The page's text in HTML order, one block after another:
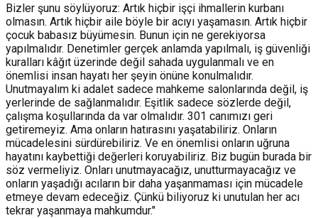
Bizler şunu söylüyoruz: Artık hiçbir işçi ihmallerin kurbanı
olmasın. Artık hiçbir aile böyle bir acıyı yaşamasın. Artık hiçbir
çocuk babasız büyümesin. Bunun için ne gerekiyorsa
yapılmalıdır. Denetimler gerçek anlamda yapılmalı, iş güvenliği
kuralları kâğıt üzerinde değil sahada uygulanmalı ve en
önemlisi insan hayatı her şeyin önüne konulmalıdır.
Unutmayalım ki adalet sadece mahkeme salonlarında değil, iş
yerlerinde de sağlanmalıdır. Eşitlik sadece sözlerde değil,
çalışma koşullarında da var olmalıdır. 301 canımızı geri
getiremeyiz. Ama onların hatırasını yaşatabiliriz. Onların
mücadelesini sürdürebiliriz. Ve en önemlisi onların uğruna
hayatını kaybettiği değerleri koruyabiliriz. Biz bugün burada bir
söz vermeliyiz. Onları unutmayacağız, unutturmayacağız ve
onların yaşadığı acıların bir daha yaşanmaması için mücadele
etmeye devam edeceğiz. Çünkü biliyoruz ki unutulan her acı
tekrar yaşanmaya mahkumdur."